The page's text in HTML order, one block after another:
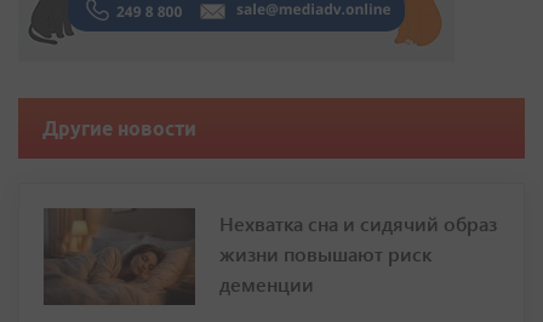
Другие новости
Нехватка сна и сидячий образ
жизни повышают риск
деменции